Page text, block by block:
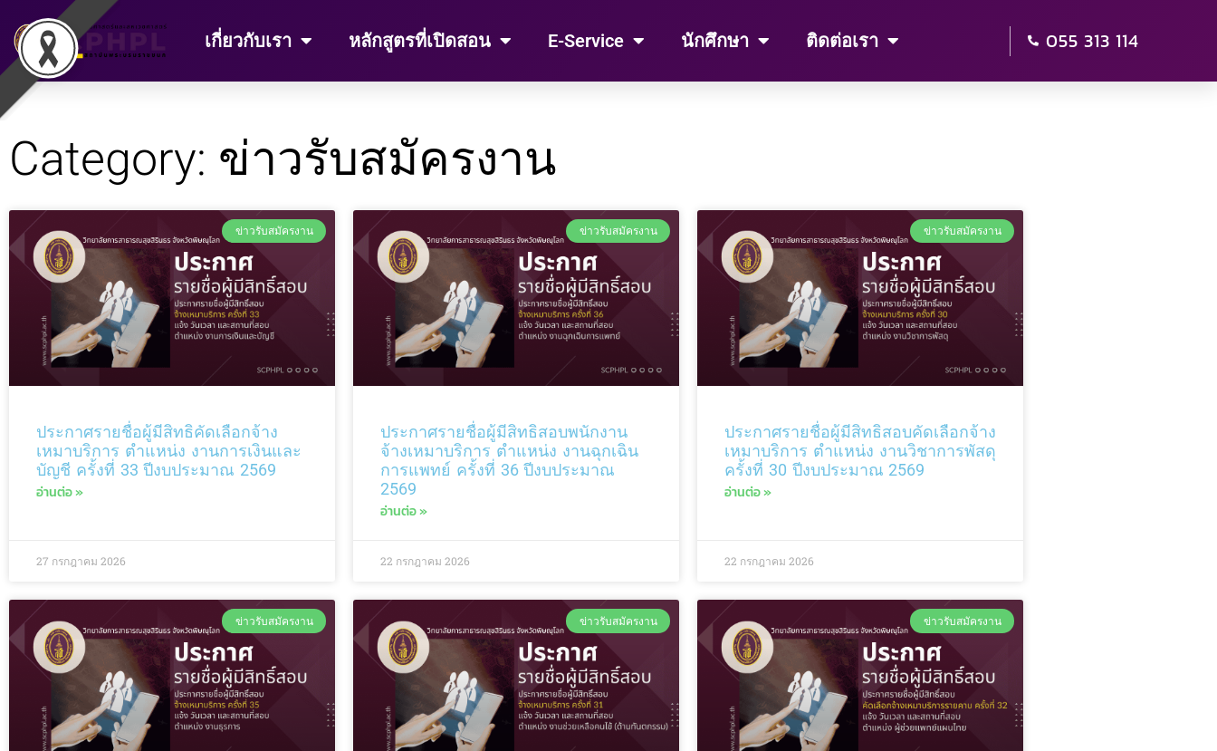
content
เกี่ยวกับเรา หลักสูตรที่เปิดสอน E-Service นักศึกษา ติดต่อเรา 055 313 114
Category: ข่าวรับสมัครงาน
ข่าวรับสมัครงาน
ประกาศรายชื่อผู้มีสิทธิคัดเลือกจ้าง
เหมาบริการ ตำแหน่ง งานการเงินและ
บัญชี ครั้งที่ 33 ปีงบประมาณ 2569
อ่านต่อ »
27 กรกฎาคม 2026
ข่าวรับสมัครงาน
ประกาศรายชื่อผู้มีสิทธิสอบพนักงาน
จ้างเหมาบริการ ตำแหน่ง งานฉุกเฉิน
การแพทย์ ครั้งที่ 36 ปีงบประมาณ
2569
อ่านต่อ »
22 กรกฎาคม 2026
ข่าวรับสมัครงาน
ประกาศรายชื่อผู้มีสิทธิสอบคัดเลือกจ้าง
เหมาบริการ ตำแหน่ง งานวิชาการพัสดุ
ครั้งที่ 30 ปีงบประมาณ 2569
อ่านต่อ »
22 กรกฎาคม 2026
ข่าวรับสมัครงาน ข่าวรับสมัครงาน ข่าวรับสมัครงาน
PagePage